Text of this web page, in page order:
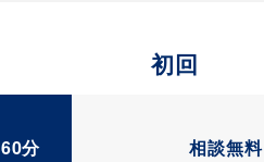
初回
60分 相談無料